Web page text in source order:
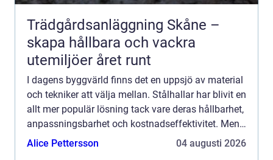
Trädgårdsanläggning Skåne –
skapa hållbara och vackra
utemiljöer året runt
I dagens byggvärld finns det en uppsjö av material
och tekniker att välja mellan. Stålhallar har blivit en
allt mer populär lösning tack vare deras hållbarhet,
anpassningsbarhet och kostnadseffektivitet. Men
vad &...
Alice Pettersson 04 augusti 2026